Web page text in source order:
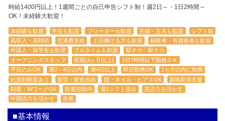
時給1400円以上！1週間ごとの自己申告シフト制！週2日～・1日2時間～
OK！未経験大歓迎！
未経験も歓迎 学生も歓迎 フリーターも歓迎 主婦・主夫も歓迎
シフト制
高収入・高時給
交通費支給 土日働ける方も歓迎
経験者・有資格者も歓迎
外国人・留学生も歓迎
フルタイムも歓迎
駅チカ・駅ナカ
オープニングスタッフ
長期(3ヶ月以上)
1日7時間以下勤務ＯＫ
平日のみOK
週2～4日以内 週4日以上 即日勤務OK
1ヵ月以内に勤務
社員割制度あり
髪型・髪色自由 髭・ネイル・ピアスOK
資格取得支援
副業・WワークOK
扶養控除内 週1シフト提出
英語力を活かす
中国語力を活かす
急募
■基本情報